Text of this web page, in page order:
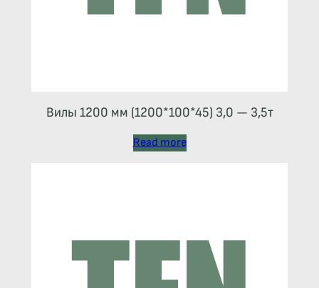
Вилы 1200 мм (1200*100*45) 3,0 — 3,5т
Read more